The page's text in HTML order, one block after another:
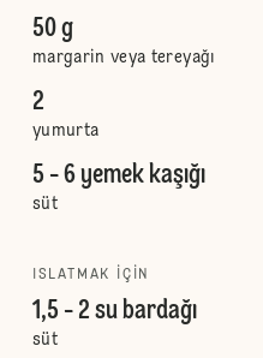
50 g
margarin veya tereyağı
2
yumurta
5 - 6 yemek kaşığı
süt
ISLATMAK IÇIN
1,5 - 2 su bardağı
süt